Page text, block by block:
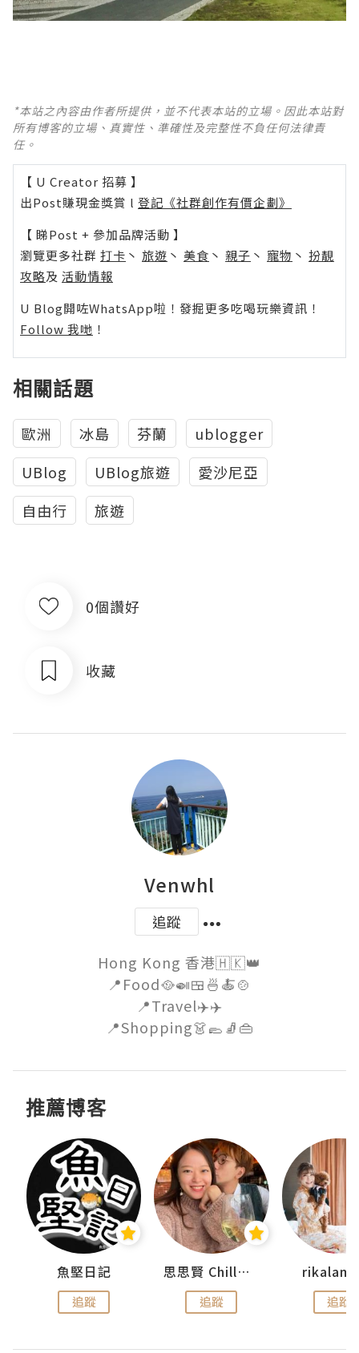
*本站之內容由作者所提供，並不代表本站的立場。因此本站對
所有博客的立場、真實性、準確性及完整性不負任何法律責
任。
【 U Creator 招募 】
出Post賺現金獎賞 l 登記《社群創作有價企劃》
【 睇Post + 參加品牌活動 】
瀏覽更多社群 打卡 丶 旅遊 丶 美食 丶 親子 丶 寵物 丶 扮靚
攻略及 活動情報
U Blog開咗WhatsApp啦！發掘更多吃喝玩樂資訊！
Follow 我哋 ！
相關話題
歐洲 冰島 芬蘭
ublogger
UBlog
UBlog旅遊
愛沙尼亞
自由行
旅遊
0個讚好
收藏
Venwhl
追蹤
Hong Kong 香港🇭🇰👑
📍Food🥘🍛🍱🍜🍝🍲
📍Travel✈️✈️
推薦博客
魚堅日記
追蹤
思思賢 ChillMyBabe
追蹤 追蹤